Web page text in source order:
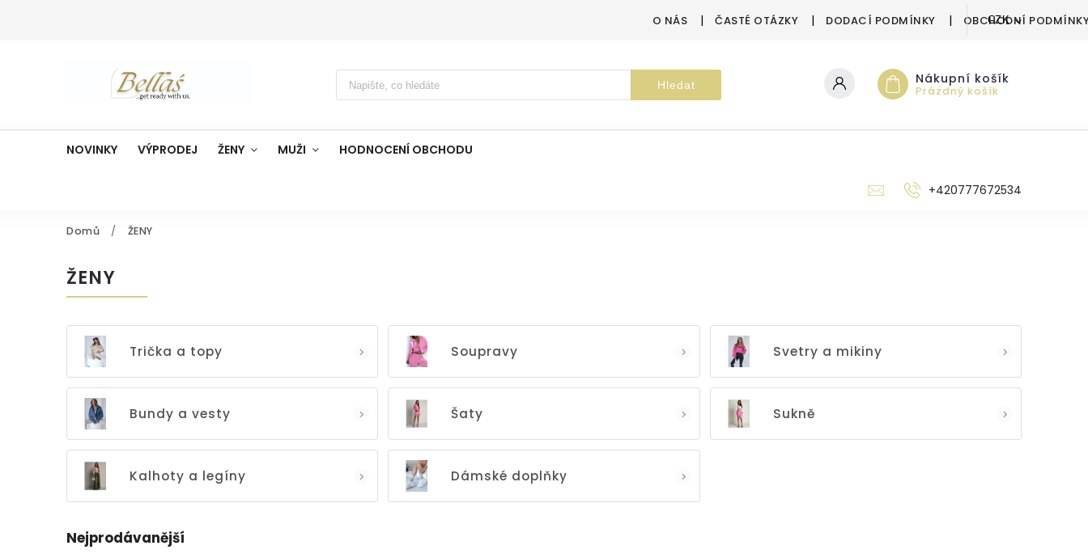
O NÁS ČASTÉ OTÁZKY DODACÍ PODMÍNKY OBCHODNÍ
CZK
Hledat Nákupní košík
Prázdný košík
NOVINKY VÝPRODEJ ŽENY MUŽI HODNOCENÍ OBCHODU
‭+420777672534
Domů / ŽENY
ŽENY
Trička a topy Soupravy Svetry a mikiny
Bundy a vesty Šaty Sukně
Kalhoty a legíny Dámské doplňky
Nejprodávanější